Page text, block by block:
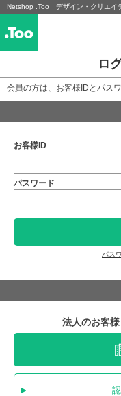
Netshop .Too デザイン・クリエイ
ロ
会員の方は、お客様IDとパス
お客様ID
パスワード
パス
法人のお客様